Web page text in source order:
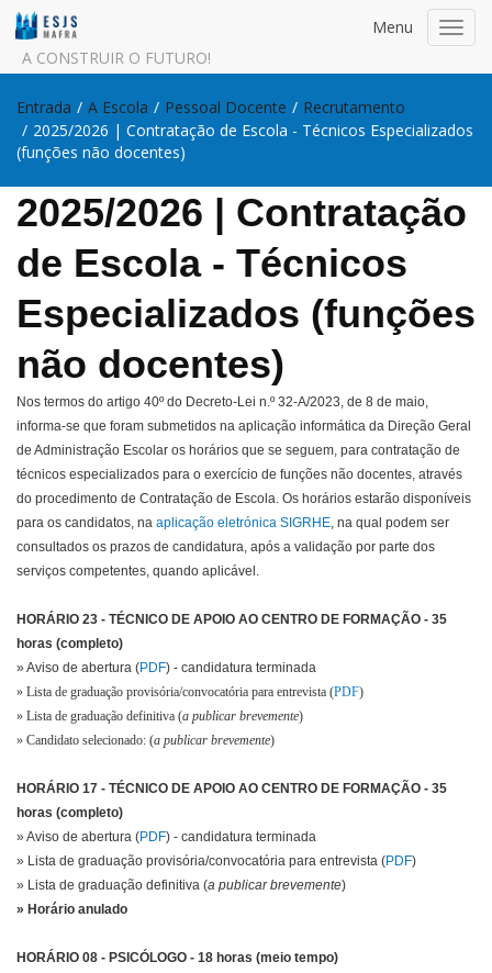
A CONSTRUIR O FUTURO!
Menu
Entrada / A Escola / Pessoal Docente / Recrutamento
/ 2025/2026 | Contratação de Escola - Técnicos Especializados
(funções não docentes)
2025/2026 | Contratação
de Escola - Técnicos
Especializados (funções
não docentes)
Nos termos do artigo 40º do Decreto-Lei n.º 32-A/2023, de 8 de maio,
informa-se que foram submetidos na aplicação informática da Direção Geral
de Administração Escolar os horários que se seguem, para contratação de
técnicos especializados para o exercício de funções não docentes, através
do procedimento de Contratação de Escola. Os horários estarão disponíveis
para os candidatos, na aplicação eletrónica SIGRHE, na qual podem ser
consultados os prazos de candidatura, após a validação por parte dos
serviços competentes, quando aplicável.
HORÁRIO 23 - TÉCNICO DE APOIO AO CENTRO DE FORMAÇÃO - 35
horas (completo)
» Aviso de abertura (PDF) - candidatura terminada
» Lista de graduação provisória/convocatória para entrevista (PDF)
» Lista de graduação definitiva (a publicar brevemente)
» Candidato selecionado: (a publicar brevemente)
HORÁRIO 17 - TÉCNICO DE APOIO AO CENTRO DE FORMAÇÃO - 35
horas (completo)
» Aviso de abertura (PDF) - candidatura terminada
» Lista de graduação provisória/convocatória para entrevista (PDF)
» Lista de graduação definitiva (a publicar brevemente)
» Horário anulado
HORÁRIO 08 - PSICÓLOGO - 18 horas (meio tempo)